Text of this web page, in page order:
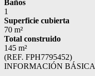
Baños
1
Superficie cubierta
70 m²
Total construido
145 m²
(REF. FPH7795452)
INFORMACIÓN BÁSICA